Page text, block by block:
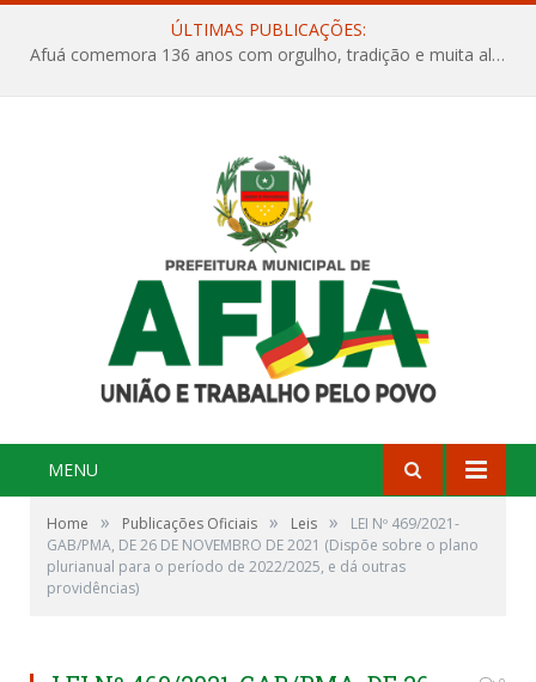
ÚLTIMAS PUBLICAÇÕES:
Afuá comemora 136 anos com orgulho, tradição e muita alegria na Quadra Dr. Nelson Salomão
MENU
Home » Publicações Oficiais » Leis »
LEI Nº 469/2021-
GAB/PMA, DE 26 DE NOVEMBRO DE 2021 (Dispõe sobre o plano
plurianual para o período de 2022/2025, e dá outras
providências)